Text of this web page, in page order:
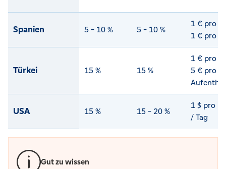
Spanien 5 - 10 % 5 - 10 %
1 € pro
1 € pro
Türkei 15 % 15 %
1 € pro
5 € pro
USA 15 % 15 - 20 %
1 $ pro
/ Tag
Gut zu wissen